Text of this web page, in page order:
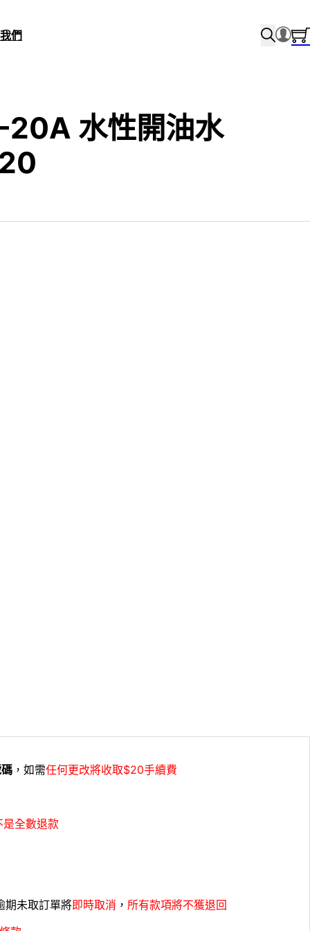
們
水性開油水
，如需任何更改將收取$20手續費
是全數退款
期未取訂單將即時取消 ， 所有款項將不獲退回